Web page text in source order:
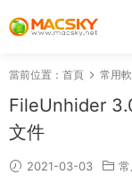
當前位置： 首頁 常用
FileUnhider
文件
2021-03-03